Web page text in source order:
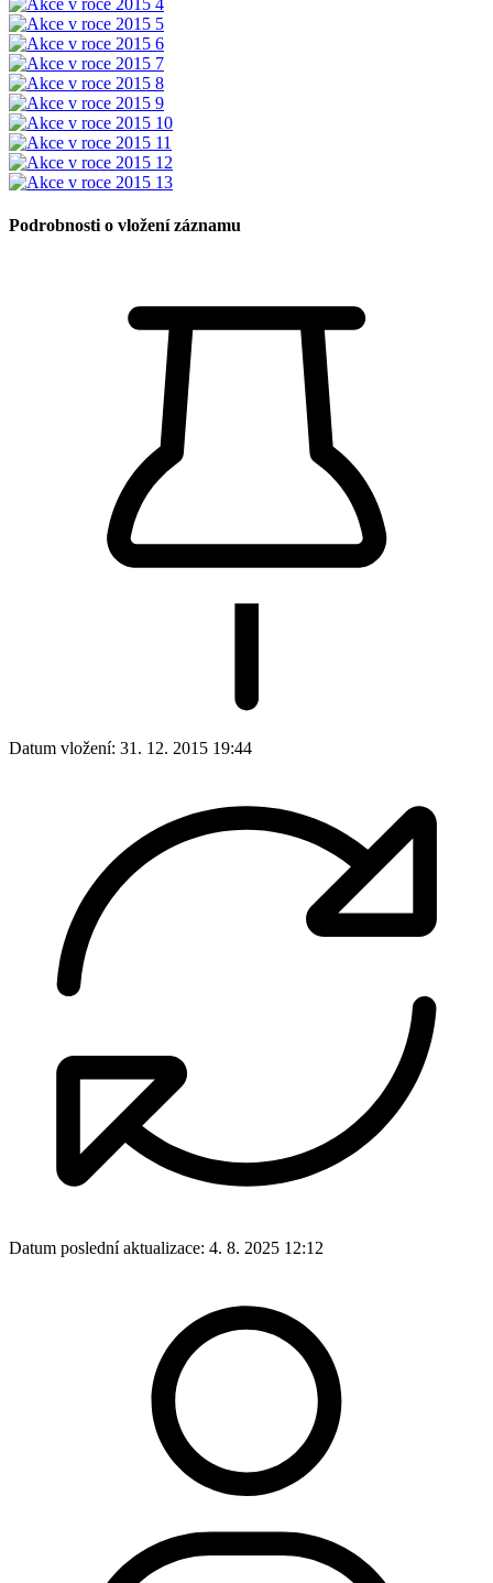
Podrobnosti o vložení záznamu
Datum vložení: 31. 12. 2015 19:44
Datum poslední aktualizace: 4. 8. 2025 12:12